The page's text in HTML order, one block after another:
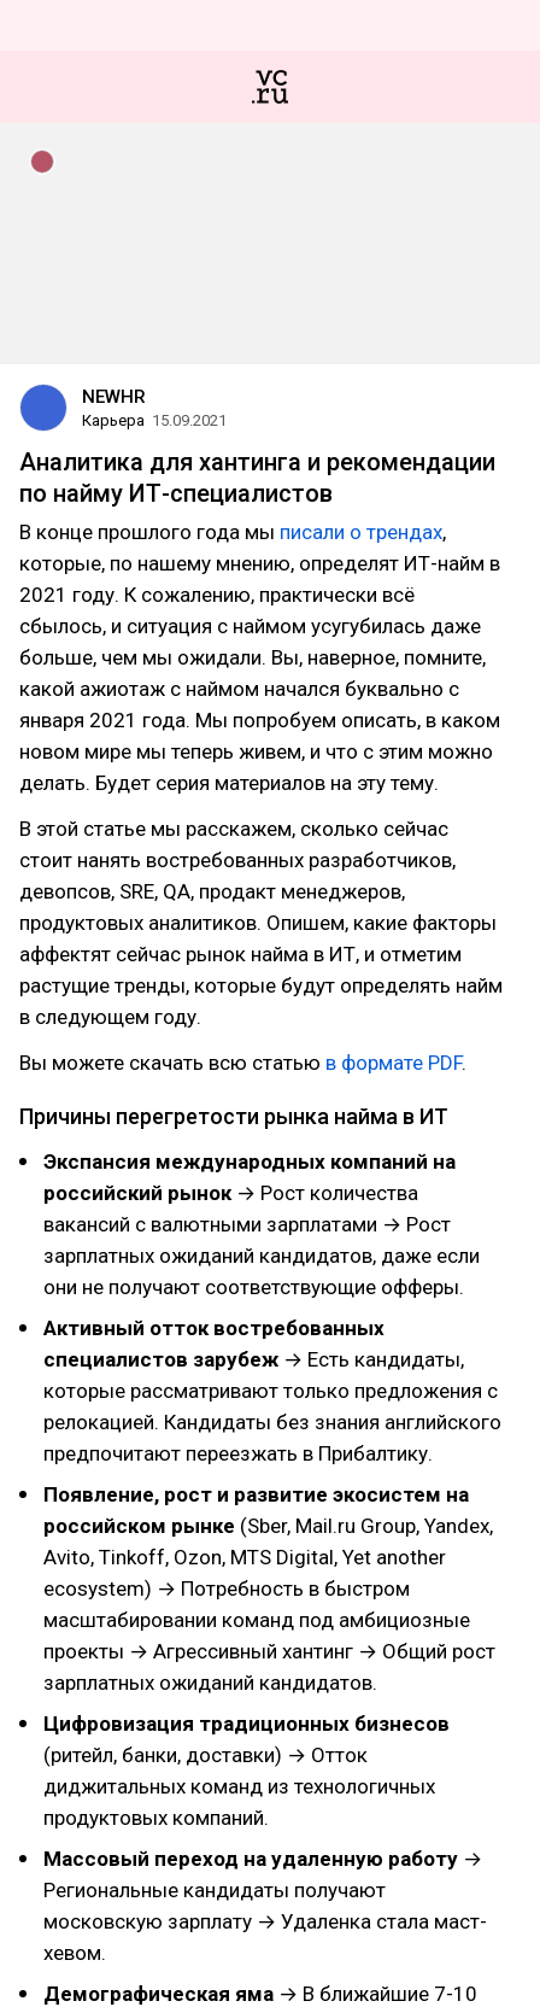
NEWHR
Карьера 15.09.2021
Аналитика для хантинга и рекомендации
по найму ИТ-специалистов
В конце прошлого года мы писали о трендах,
которые, по нашему мнению, определят ИТ-найм в
2021 году. К сожалению, практически всё
сбылось, и ситуация с наймом усугубилась даже
больше, чем мы ожидали. Вы, наверное, помните,
какой ажиотаж с наймом начался буквально с
января 2021 года. Мы попробуем описать, в каком
новом мире мы теперь живем, и что с этим можно
делать. Будет серия материалов на эту тему.
В этой статье мы расскажем, сколько сейчас
стоит нанять востребованных разработчиков,
девопсов, SRE, QA, продакт менеджеров,
продуктовых аналитиков. Опишем, какие факторы
аффектят сейчас рынок найма в ИТ, и отметим
растущие тренды, которые будут определять найм
в следующем году.
Вы можете скачать всю статью в формате PDF.
Причины перегретости рынка найма в ИТ
Экспансия международных компаний на
российский рынок→ Рост количества
вакансий с валютными зарплатами → Рост
зарплатных ожиданий кандидатов, даже если
они не получают соответствующие офферы.
Активный отток востребованных
специалистов зарубеж → Есть кандидаты,
которые рассматривают только предложения с
релокацией. Кандидаты без знания английского
предпочитают переезжать в Прибалтику.
Появление, рост и развитие экосистем на
российском рынке (Sber, Mail.ru Group, Yandex,
Avito, Tinkoff, Ozon, MTS Digital, Yet another
ecosystem) → Потребность в быстром
масштабировании команд под амбициозные
проекты → Агрессивный хантинг → Общий рост
зарплатных ожиданий кандидатов.
Цифровизация традиционных бизнесов
(ритейл, банки, доставки) → Отток
диджитальных команд из технологичных
продуктовых компаний.
Массовый переход на удаленную работу →
Региональные кандидаты получают
московскую зарплату → Удаленка стала маст-
хевом.
Демографическая яма → В ближайшие 7-10